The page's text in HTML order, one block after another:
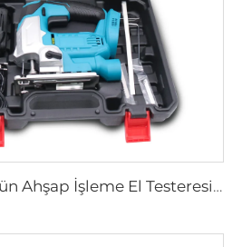
FEIHU Yeni Ürün Ahşap İşleme El Testeresi Güçlü Jigsaw Kablosuz Jig Saw